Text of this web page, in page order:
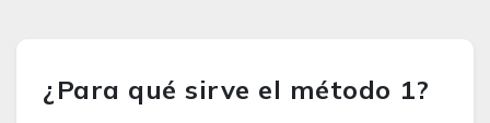
¿Para qué sirve el método 1?